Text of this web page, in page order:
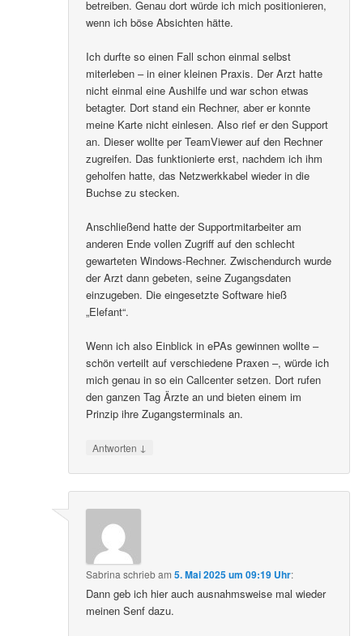
betreiben. Genau dort würde ich mich positionieren,
wenn ich böse Absichten hätte.
Ich durfte so einen Fall schon einmal selbst
miterleben – in einer kleinen Praxis. Der Arzt hatte
nicht einmal eine Aushilfe und war schon etwas
betagter. Dort stand ein Rechner, aber er konnte
meine Karte nicht einlesen. Also rief er den Support
an. Dieser wollte per TeamViewer auf den Rechner
zugreifen. Das funktionierte erst, nachdem ich ihm
geholfen hatte, das Netzwerkkabel wieder in die
Buchse zu stecken.
Anschließend hatte der Supportmitarbeiter am
anderen Ende vollen Zugriff auf den schlecht
gewarteten Windows-Rechner. Zwischendurch wurde
der Arzt dann gebeten, seine Zugangsdaten
einzugeben. Die eingesetzte Software hieß
„Elefant“.
Wenn ich also Einblick in ePAs gewinnen wollte –
schön verteilt auf verschiedene Praxen –, würde ich
mich genau in so ein Callcenter setzen. Dort rufen
den ganzen Tag Ärzte an und bieten einem im
Prinzip ihre Zugangsterminals an.
Antworten ↓
Sabrinaschriebam5. Mai 2025 um 09:19 Uhr:
Dann geb ich hier auch ausnahmsweise mal wieder
meinen Senf dazu.